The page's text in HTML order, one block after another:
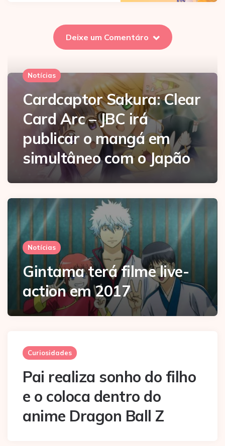
Deixe um Comentáro
Notícias
Cardcaptor Sakura: Clear
Card Arc – JBC irá
publicar o mangá em
simultâneo com o Japão
Notícias
Gintama terá filme live-
action em 2017
Curiosidades
Pai realiza sonho do filho
e o coloca dentro do
anime Dragon Ball Z